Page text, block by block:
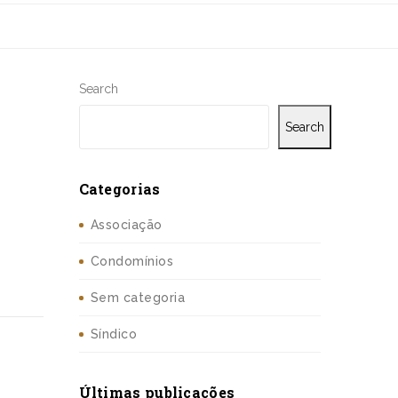
Search
Search
Categorias
Associação
Condomínios
Sem categoria
Síndico
Últimas publicações